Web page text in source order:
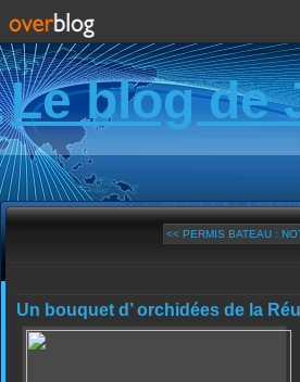
Le blog de
<< PERMIS BATEAU :
Un bouquet d’ orchidées de la